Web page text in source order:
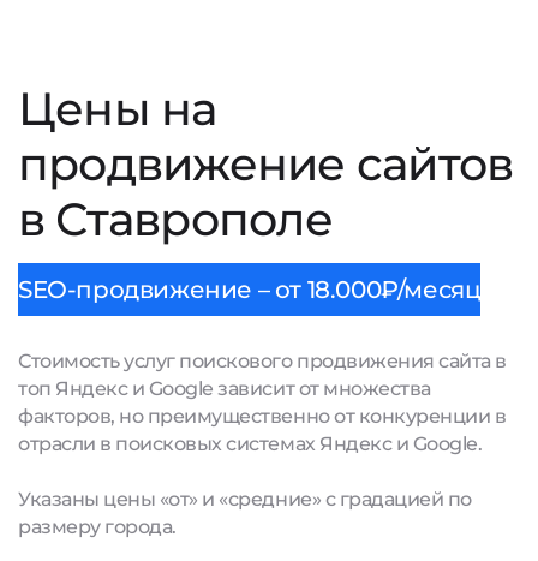
Цены на
продвижение сайтов
в Ставрополе
SEO-продвижение – от 18.000₽/месяц
Стоимость услуг поискового продвижения сайта в
топ Яндекс и Google зависит от множества
факторов, но преимущественно от конкуренции в
отрасли в поисковых системах Яндекс и Google.
Указаны цены «от» и «средние» с градацией по
размеру города.